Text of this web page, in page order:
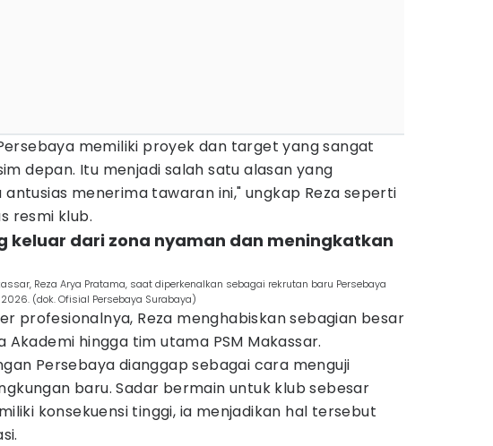
memiliki proyek dan target yang sangat
depan. Itu menjadi salah satu alasan yang
menerima tawaran ini," ungkap Reza seperti
resmi klub.
keluar dari zona nyaman dan meningkatkan
Reza Arya Pratama, saat diperkenalkan sebagai rekrutan baru Persebaya
(dok. Ofisial Persebaya Surabaya)
profesionalnya, Reza menghabiskan sebagian besar
Akademi hingga tim utama PSM Makassar.
Persebaya dianggap sebagai cara menguji
baru. Sadar bermain untuk klub sebesar
konsekuensi tinggi, ia menjadikan hal tersebut